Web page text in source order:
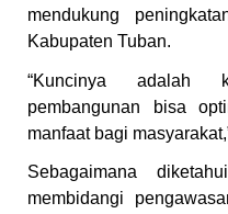
mendukung
Kabupaten Tuban.
“Kuncinya adalah
pembangunan bisa
manfaat bagi
Sebagaimana
membidangi